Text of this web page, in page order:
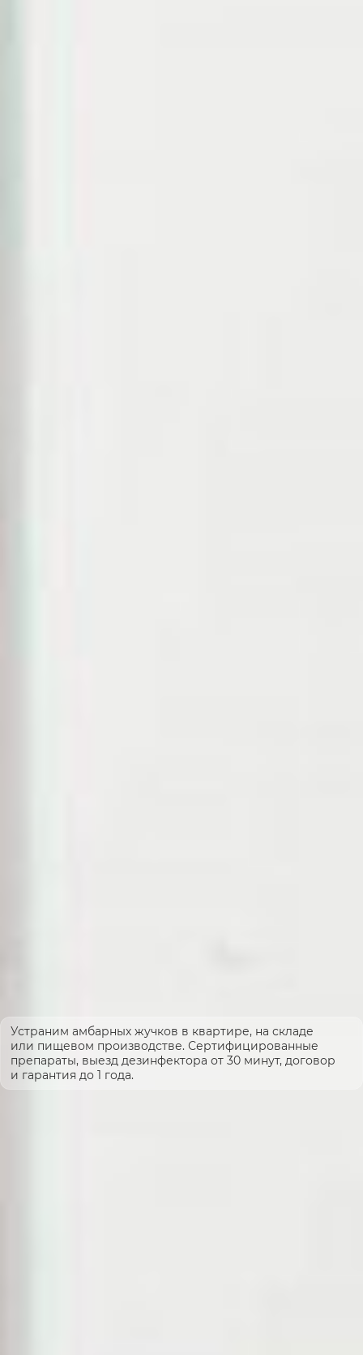
Устраним амбарных жучков в квартире, на складе
или пищевом производстве. Сертифицированные
препараты, выезд дезинфектора от 30 минут, договор
и гарантия до 1 года.